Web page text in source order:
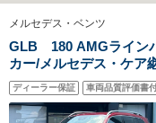
メルセデス・ベンツ
GLB 180 AMGライン
カー/メルセデス・ケア
ートヒーター/メモリー
ラ/ETC2.0/20インチ
プアシスト/電動トランク
ディーラー保証 車両品質評価書